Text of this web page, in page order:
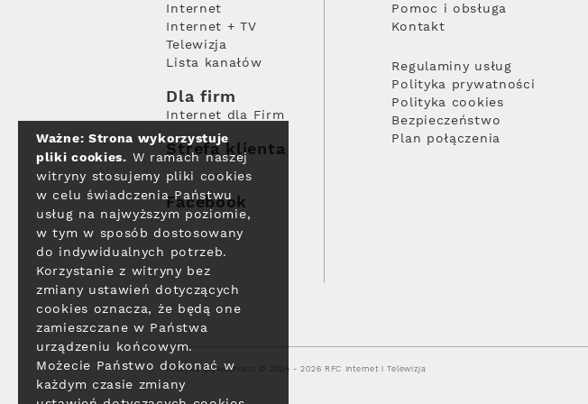
Internet
Internet + TV
Telewizja
Lista kanałów
Dla firm
Internet dla Firm
Strefa klienta
Facebook
Pomoc i obsługa
Kontakt
Regulaminy usług
Polityka prywatności
Polityka cookies
Bezpieczeństwo
Plan połączenia
Polityka prywatności © 2004 - 2026 RFC Internet i Telewizja
Ważne: Strona wykorzystuje
pliki cookies. W ramach naszej
witryny stosujemy pliki cookies
w celu świadczenia Państwu
usług na najwyższym poziomie,
w tym w sposób dostosowany
do indywidualnych potrzeb.
Korzystanie z witryny bez
zmiany ustawień dotyczących
cookies oznacza, że będą one
zamieszczane w Państwa
urządzeniu końcowym.
Możecie Państwo dokonać w
każdym czasie zmiany